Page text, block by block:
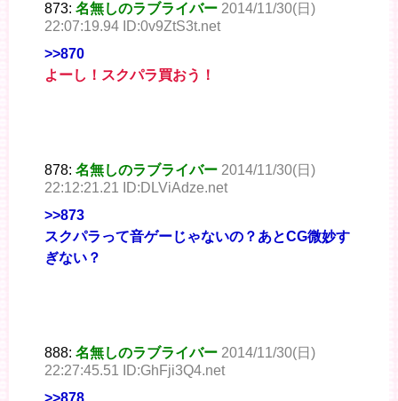
873: 名無しのラブライバー 2014/11/30(日)
22:07:19.94 ID:0v9ZtS3t.net
>>870
よーし！スクパラ買おう！
878: 名無しのラブライバー 2014/11/30(日)
22:12:21.21 ID:DLViAdze.net
>>873
スクパラって音ゲーじゃないの？あとCG微妙す
ぎない？
888: 名無しのラブライバー 2014/11/30(日)
22:27:45.51 ID:GhFji3Q4.net
>>878